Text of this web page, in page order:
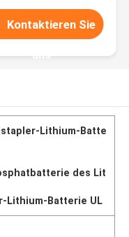
Kontaktieren Sie
uns
Lithium-Batte
des Lit
Lithium-Batterie UL